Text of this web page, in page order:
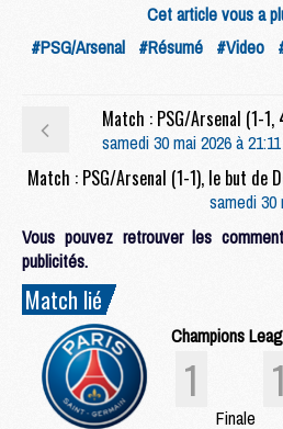
Cet article vous a
#PSG/Arsenal #Résumé #Video
samedi 30 mai 2026 à 21:11
Match : PSG/Arsenal (1-1), le but de
samedi 30
Vous pouvez retrouver les
publicités.
Match lié
Champions
1 1
Finale